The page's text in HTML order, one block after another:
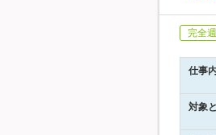
完全
仕事
対象